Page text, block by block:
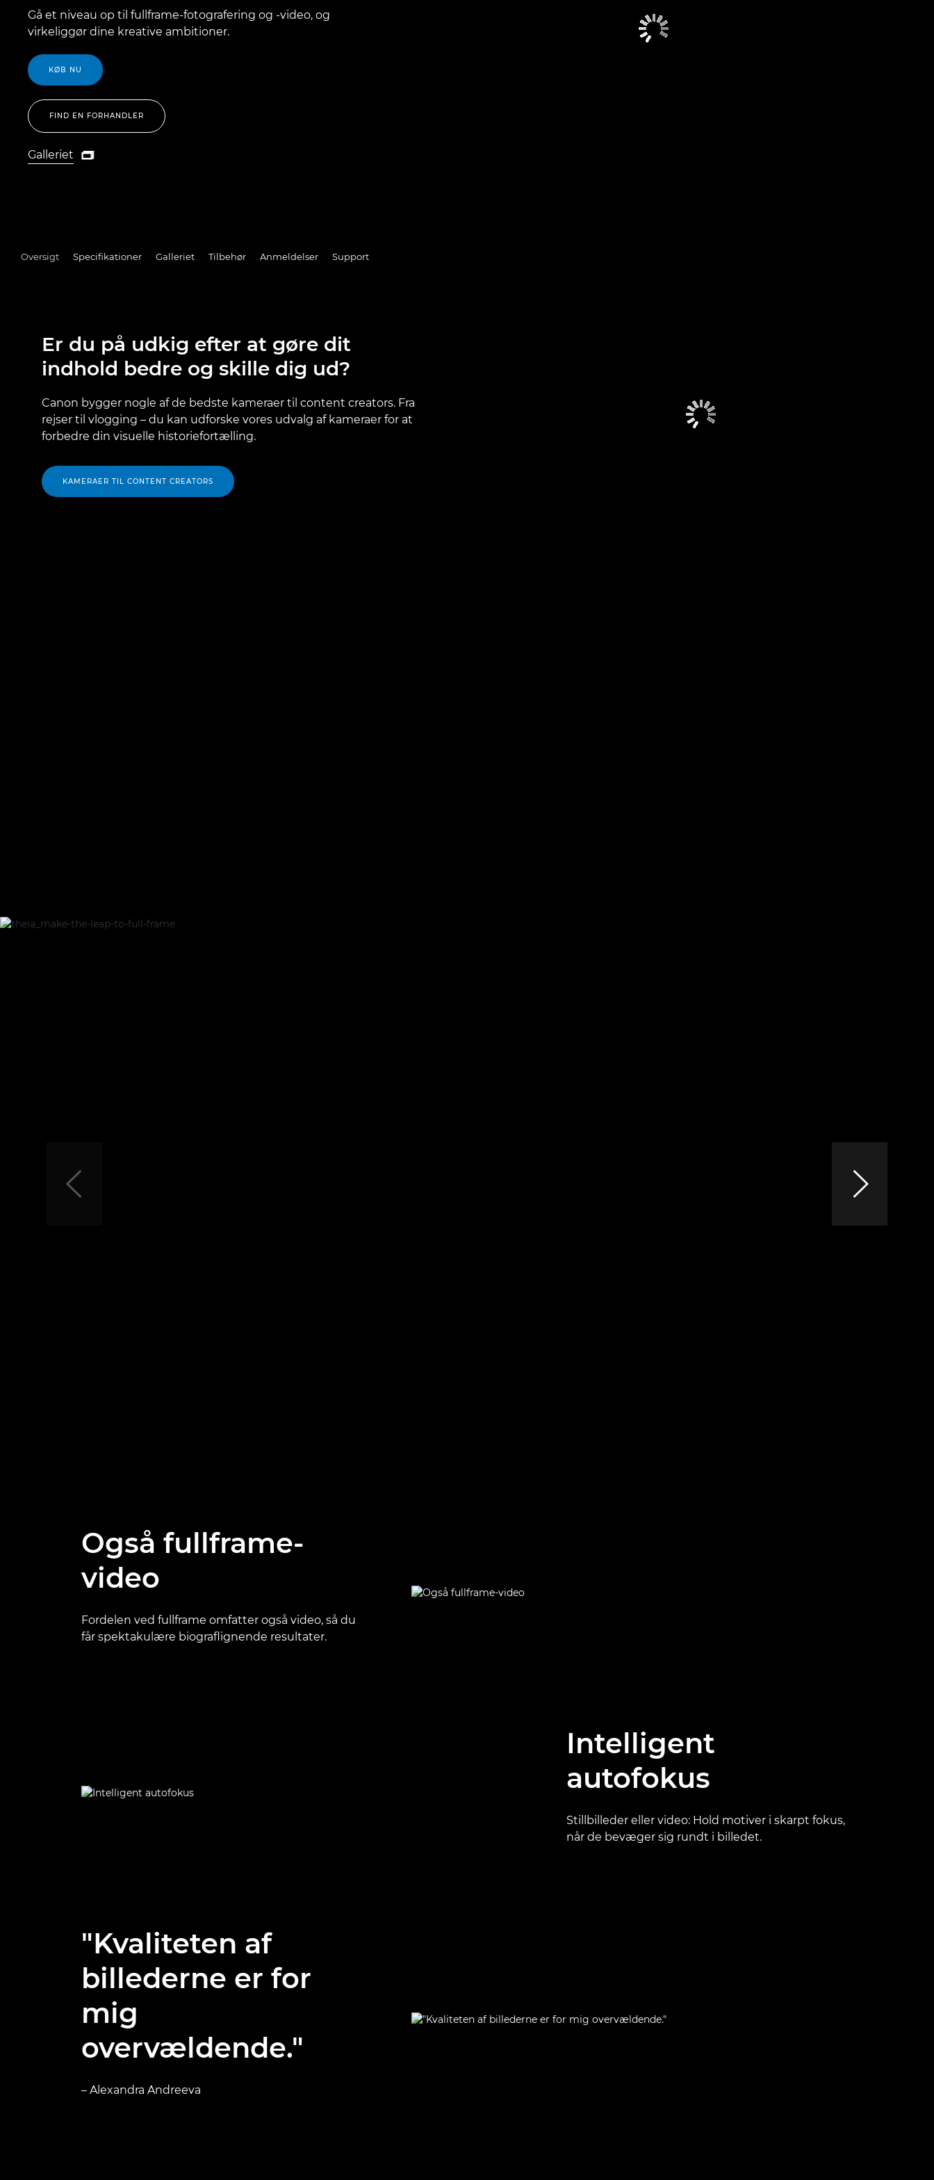
Gå et niveau op til fullframe-fotografering og -video, og
virkeliggør dine kreative ambitioner.
KØB NU
FIND EN FORHANDLER
Galleriet
Galleriet

Oversigt Specifikationer Galleriet Tilbehør Anmeldelser Support
Er du på udkig efter at gøre dit
indhold bedre og skille dig ud?
Canon bygger nogle af de bedste kameraer til content creators. Fra
rejser til vlogging – du kan udforske vores udvalg af kameraer for at
forbedre din visuelle historiefortælling.
KAMERAER TIL CONTENT CREATORS
Også fullframe-
video
Fordelen ved fullframe omfatter også video, så du
får spektakulære biograflignende resultater.
Intelligent
autofokus
Stillbilleder eller video: Hold motiver i skarpt fokus,
når de bevæger sig rundt i billedet.
"Kvaliteten af
billederne er for
mig
overvældende."
– Alexandra Andreeva